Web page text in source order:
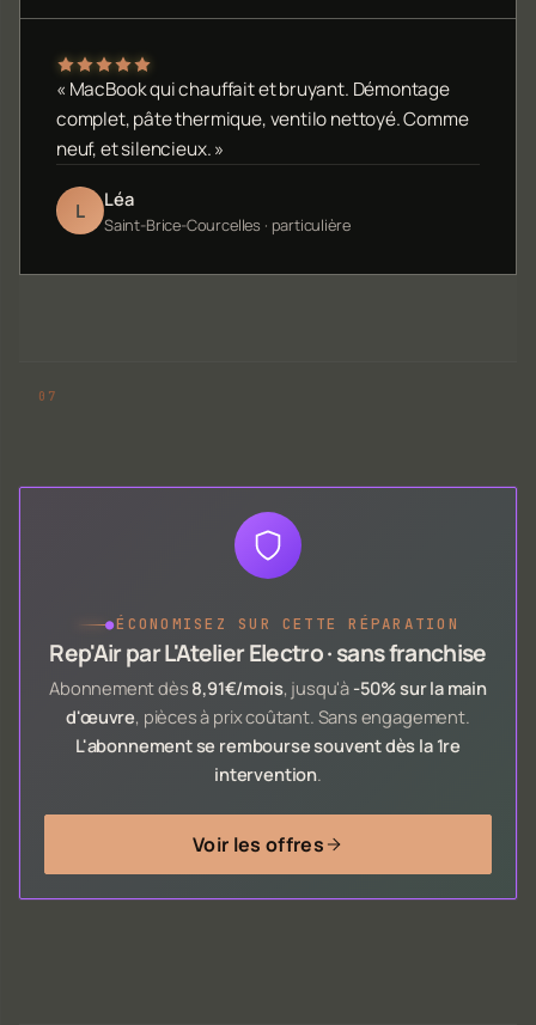
« MacBook qui chauffait et bruyant. Démontage
complet, pâte thermique, ventilo nettoyé. Comme
neuf, et silencieux. »
L Léa
Saint-Brice-Courcelles · particulière
●ÉCONOMISEZ SUR CETTE RÉPARATION
Rep'Air par L'Atelier Electro · sans franchise
Abonnement dès 8,91€/mois, jusqu'à -50% sur la main
d'œuvre, pièces à prix coûtant. Sans engagement.
L'abonnement se rembourse souvent dès la 1re
intervention.
Voir les offres